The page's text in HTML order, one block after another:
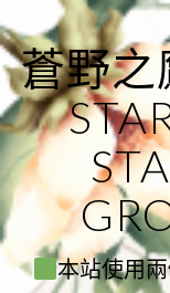
to
content
蒼野之
本站使用